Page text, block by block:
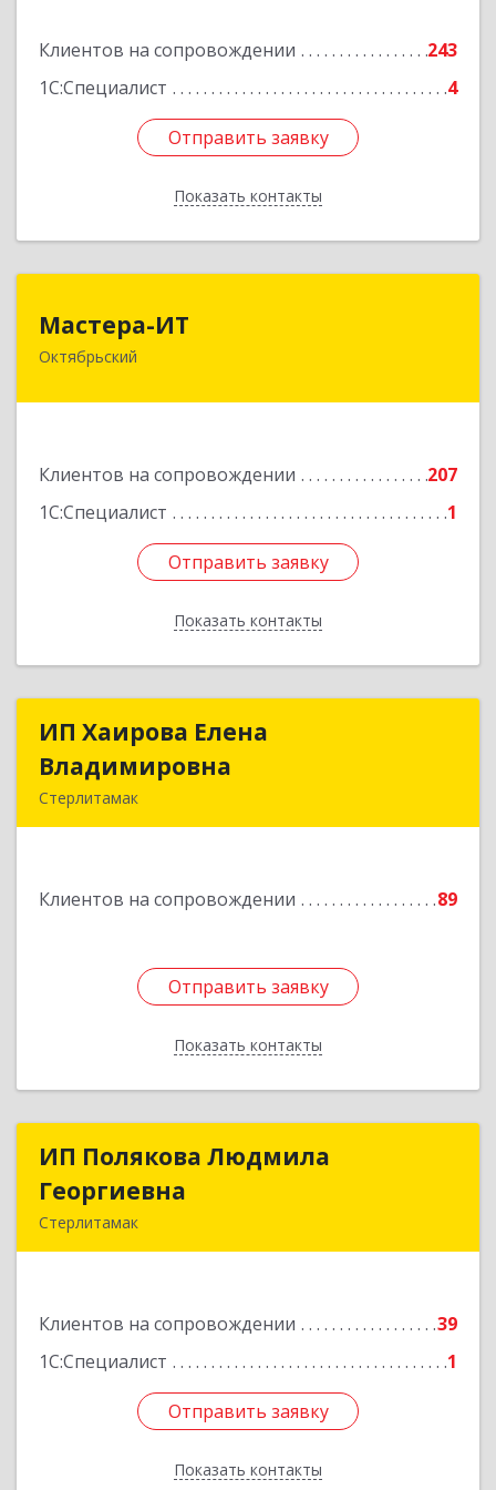
Клиентов на сопровождении
243
1С:Специалист
4
Отправить заявку
Показать контакты
Отправить заявку
Назад
Мастера-ИТ
Октябрьский
Клиентов на сопровождении
207
1С:Специалист
1
Отправить заявку
Показать контакты
452607, Башкортостан Респ, Октябрьский г,
Отправить заявку
Назад
ИП Хаирова Елена
Владимировна
Стерлитамак
Клиентов на сопровождении 89
Отправить заявку
Показать контакты
ИП Хаирова Елена
Отправить заявку
Назад
ИП Полякова Людмила
Георгиевна
Стерлитамак
Клиентов на сопровождении
39
1С:Специалист
1
Отправить заявку
Показать контакты
ИП Полякова Людмила
Подробнее
Отправить заявку
Назад